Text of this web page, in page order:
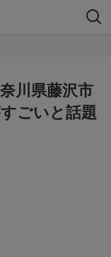
川県藤沢市
ごいと話題